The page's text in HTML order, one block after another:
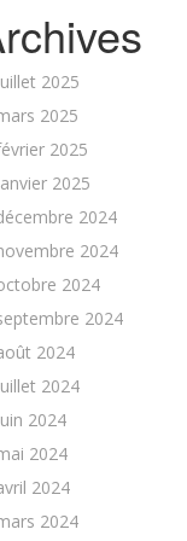
2025
2025
2025
2025
2024
2024
2024
2024
2024
2024
2024
2024
2024
2024